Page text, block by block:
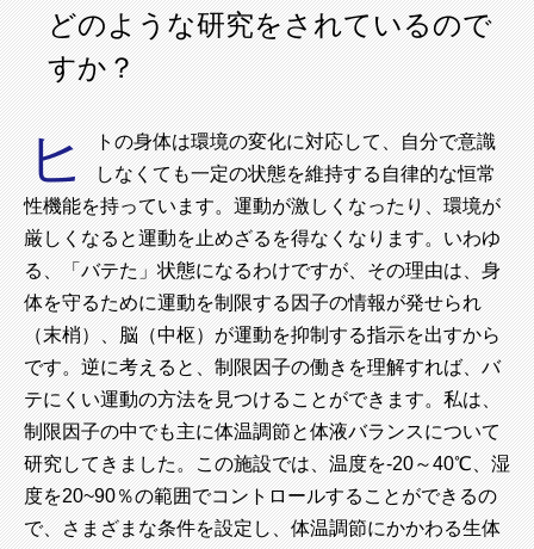
どのような研究をされているので
すか？
ヒ トの身体は環境の変化に対応して、自分で意識
しなくても一定の状態を維持する自律的な恒常
性機能を持っています。運動が激しくなったり、環境が
厳しくなると運動を止めざるを得なくなります。いわゆ
る、「バテた」状態になるわけですが、その理由は、身
体を守るために運動を制限する因子の情報が発せられ
（末梢）、脳（中枢）が運動を抑制する指示を出すから
です。逆に考えると、制限因子の働きを理解すれば、バ
テにくい運動の方法を見つけることができます。私は、
制限因子の中でも主に体温調節と体液バランスについて
研究してきました。この施設では、温度を-20～40℃、湿
度を20~90％の範囲でコントロールすることができるの
で、さまざまな条件を設定し、体温調節にかかわる生体